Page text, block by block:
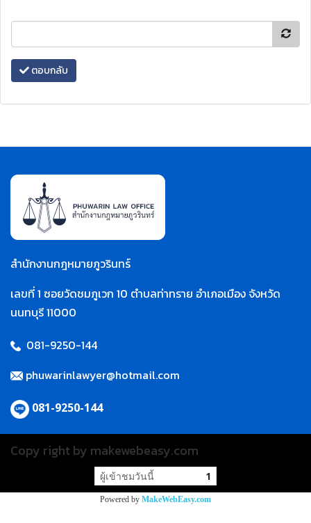
ตอบกลับ
สำนักงานกฎหมายภูวรินทร์
เลขที่ 1 ซอยวัดชมภูเวก 10 ตำบลท่าทราย อำเภอเมือง จังหวัด
นนทบุรี 11000
081-9250-144
phuwarinlawyer@hotmail.com
081-9250-144
Copy right by makewebeasy.com
ผู้เข้าชมวันนี้ 1
Powered by MakeWebEasy.com